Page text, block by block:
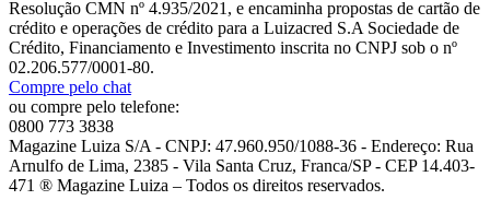
Resolução CMN nº 4.935/2021, e encaminha propostas de cartão de
crédito e operações de crédito para a Luizacred S.A Sociedade de
Crédito, Financiamento e Investimento inscrita no CNPJ sob o nº
02.206.577/0001-80.
Compre pelo chat
ou compre pelo telefone:
0800 773 3838
Magazine Luiza S/A - CNPJ: 47.960.950/1088-36 - Endereço: Rua
Arnulfo de Lima, 2385 - Vila Santa Cruz, Franca/SP - CEP 14.403-
471 ® Magazine Luiza – Todos os direitos reservados.